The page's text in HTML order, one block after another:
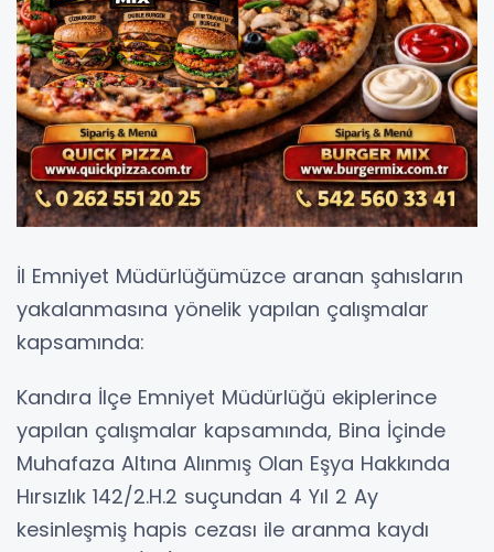
İl Emniyet Müdürlüğümüzce aranan şahısların
yakalanmasına yönelik yapılan çalışmalar
kapsamında:
Kandıra İlçe Emniyet Müdürlüğü ekiplerince
yapılan çalışmalar kapsamında, Bina İçinde
Muhafaza Altına Alınmış Olan Eşya Hakkında
Hırsızlık 142/2.H.2 suçundan 4 Yıl 2 Ay
kesinleşmiş hapis cezası ile aranma kaydı